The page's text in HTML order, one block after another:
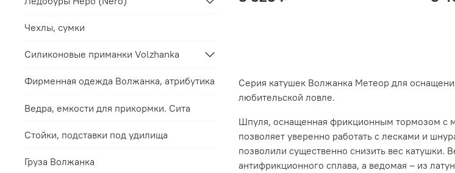
Серия катушек Волжанка Метеор для
любительской ловле.
Шпуля, оснащенная фрикционным тормозом с
позволяет уверенно работать с лесками и
позволили существенно снизить вес катушки.
антифрикционного сплава, а ведомая – из
Чехлы, сумки
Силиконовые приманки Volzhanka
Фирменная одежда Волжанка, атрибутика
Ведра, емкости для прикормки. Сита
Стойки, подставки под удилища
Груза Волжанка